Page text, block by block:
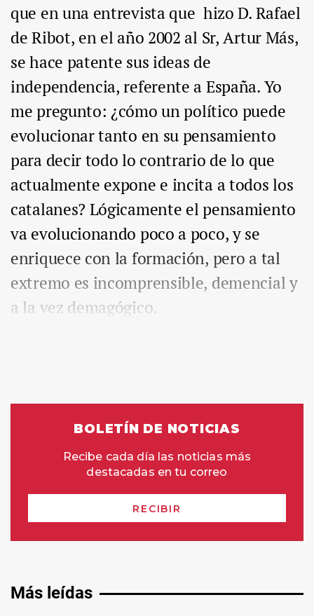
que en una entrevista que hizo D. Rafael
de Ribot, en el año 2002 al Sr, Artur Más,
se hace patente sus ideas de
independencia, referente a España. Yo
me pregunto: ¿cómo un político puede
evolucionar tanto en su pensamiento
para decir todo lo contrario de lo que
actualmente expone e incita a todos los
catalanes? Lógicamente el pensamiento
va evolucionando poco a poco, y se
enriquece con la formación, pero a tal
extremo es incomprensible, demencial y
a la vez demagógico.
Más leídas